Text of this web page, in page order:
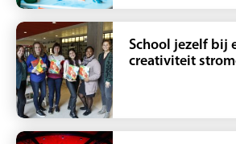
School jezelf bij
creativiteit